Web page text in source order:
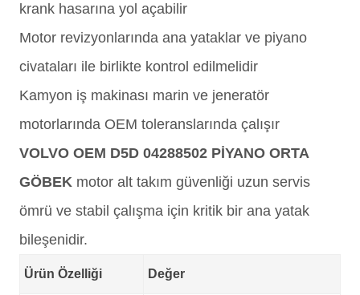
krank hasarına yol açabilir
Motor revizyonlarında ana yataklar ve piyano
civataları ile birlikte kontrol edilmelidir
Kamyon iş makinası marin ve jeneratör
motorlarında OEM toleranslarında çalışır
VOLVO OEM D5D 04288502 PİYANO ORTA
GÖBEK motor alt takım güvenliği uzun servis
ömrü ve stabil çalışma için kritik bir ana yatak
bileşenidir.
Ürün Özelliği Değer